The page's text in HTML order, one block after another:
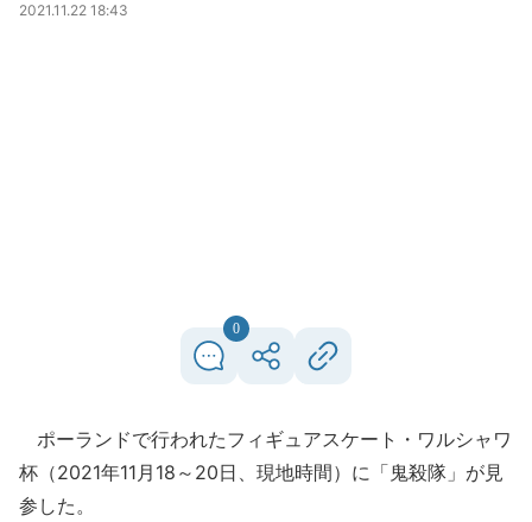
2021.11.22 18:43
0
ポーランドで行われたフィギュアスケート・ワルシャワ
杯（2021年11月18～20日、現地時間）に「鬼殺隊」が見
参した。